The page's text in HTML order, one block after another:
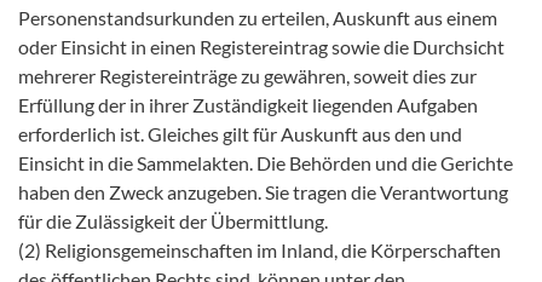
Personenstandsurkunden zu erteilen, Auskunft aus einem
oder Einsicht in einen Registereintrag sowie die Durchsicht
mehrerer Registereinträge zu gewähren, soweit dies zur
Erfüllung der in ihrer Zuständigkeit liegenden Aufgaben
erforderlich ist. Gleiches gilt für Auskunft aus den und
Einsicht in die Sammelakten. Die Behörden und die Gerichte
haben den Zweck anzugeben. Sie tragen die Verantwortung
für die Zulässigkeit der Übermittlung.
(2) Religionsgemeinschaften im Inland, die Körperschaften